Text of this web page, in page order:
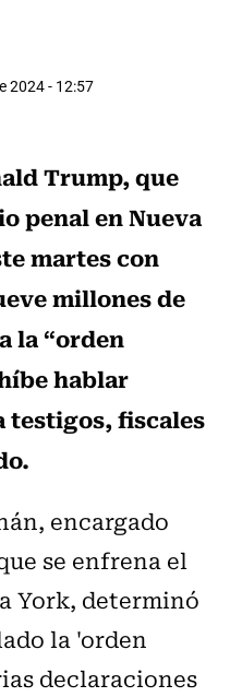
2024 - 12:57
Trump, que
penal en Nueva
martes con
millones de
la “orden
hablar
fiscales
encargado
se enfrena el
York, determinó
la 'orden
declaraciones